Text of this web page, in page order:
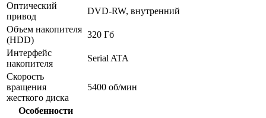
Оптический
привод
DVD-RW, внутренний
Объем накопителя
(HDD)
320 Гб
Интерфейс
накопителя
Serial ATA
Скорость
вращения
жесткого диска
5400 об/мин
Особенности